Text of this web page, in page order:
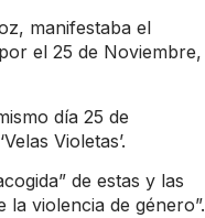
manifestaba el
el 25 de Noviembre,
día 25 de
Violetas’.
de estas y las
violencia de género”.